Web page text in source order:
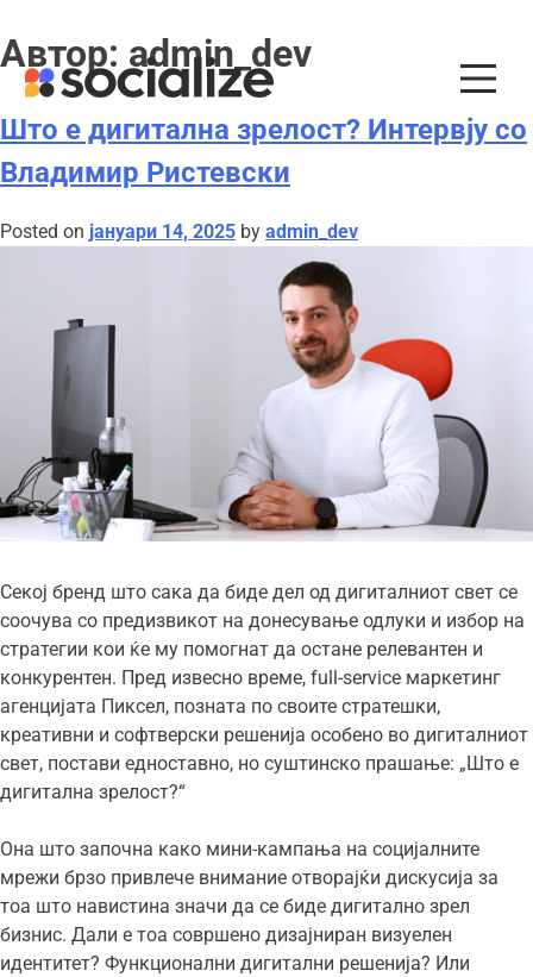
Skip
to
content
Автор: admin_dev
Што е дигитална зрелост? Интервју со
Владимир Ристевски
Posted on јануари 14, 2025 by admin_dev
Секој бренд што сака да биде дел од дигиталниот свет се
соочува со предизвикот на донесување одлуки и избор на
стратегии кои ќе му помогнат да остане релевантен и
конкурентен. Пред извесно време, full-service маркетинг
агенцијата Пиксел, позната по своите стратешки,
креативни и софтверски решенија особено во дигиталниот
свет, постави едноставно, но суштинско прашање: „Што е
дигитална зрелост?“
Она што започна како мини-кампања на социјалните
мрежи брзо привлече внимание отворајќи дискусија за
тоа што навистина значи да се биде дигитално зрел
бизнис. Дали е тоа совршено дизајниран визуелен
идентитет? Функционални дигитални решенија? Или